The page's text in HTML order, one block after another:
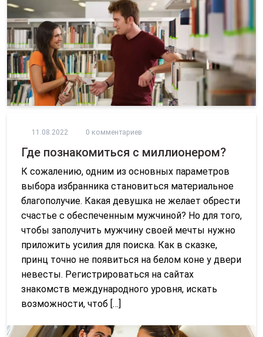
11.08.2022 0 комментариев
Где познакомиться с миллионером?
К сожалению, одним из основных параметров
выбора избранника становиться материальное
благополучие. Какая девушка не желает обрести
счастье с обеспеченным мужчиной? Но для того,
чтобы заполучить мужчину своей мечты нужно
приложить усилия для поиска. Как в сказке,
принц точно не появиться на белом коне у двери
невесты. Регистрироваться на сайтах
знакомств международного уровня, искать
возможности, чтоб […]